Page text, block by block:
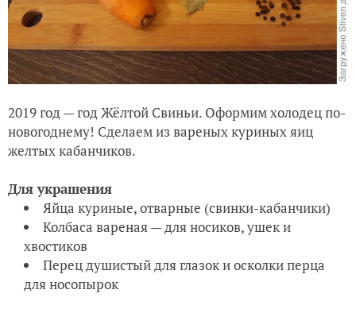
2019 год — год Жёлтой Свиньи. Оформим холодец по-
новогоднему! Сделаем из вареных куриных яиц
желтых кабанчиков.
Для украшения
Яйца куриные, отварные (свинки-кабанчики)
Колбаса вареная — для носиков, ушек и
хвостиков
Перец душистый для глазок и осколки перца
для носопырок